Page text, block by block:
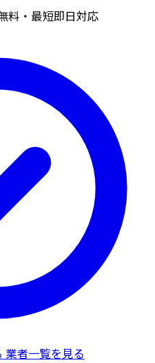
料・最短即日対応
業者一覧を見る